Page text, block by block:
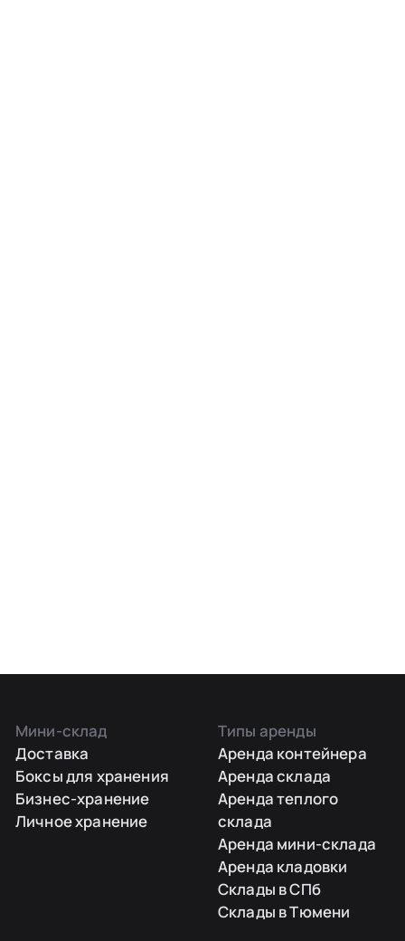
Мини-склад
Доставка
Боксы для хранения
Бизнес-хранение
Личное хранение
Типы аренды
Аренда контейнера
Аренда склада
Аренда теплого
склада
Аренда мини-склада
Аренда кладовки
Склады в СПб
Склады в Тюмени